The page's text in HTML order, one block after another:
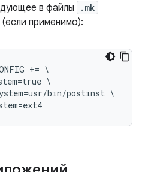
в файлы .mk
применимо):
+= \
\
bin/postinst \